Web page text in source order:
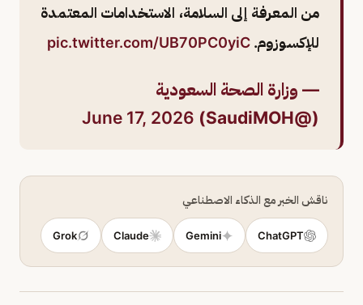
من المعرفة إلى السلامة، الاستخدامات المعتمدة
للإكسوزوم. pic.twitter.com/UB70PC0yiC
— وزارة الصحة السعودية
(@SaudiMOH)
June 17, 2026
ناقش الخبر مع الذكاء الاصطناعي
ChatGPT
Gemini
Claude
Grok